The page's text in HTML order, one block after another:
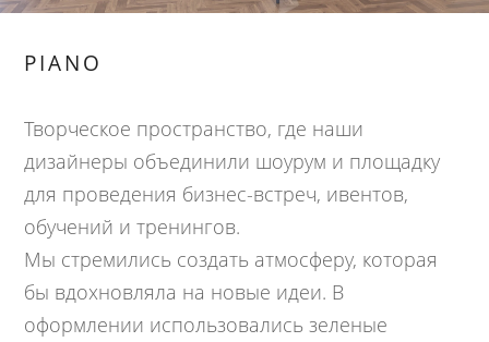
PIANO
Творческое пространство, где наши
дизайнеры объединили шоурум и площадку
для проведения бизнес-встреч, ивентов,
обучений и тренингов.
Мы стремились создать атмосферу, которая
бы вдохновляла на новые идеи. В
оформлении использовались зеленые